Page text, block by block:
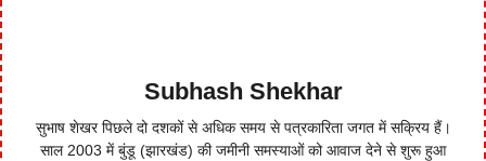
Subhash Shekhar
सुभाष शेखर पिछले दो दशकों से अधिक समय से पत्रकारिता जगत में सक्रिय हैं।
साल 2003 में बुंडू (झारखंड) की जमीनी समस्याओं को आवाज देने से शुरू हुआ